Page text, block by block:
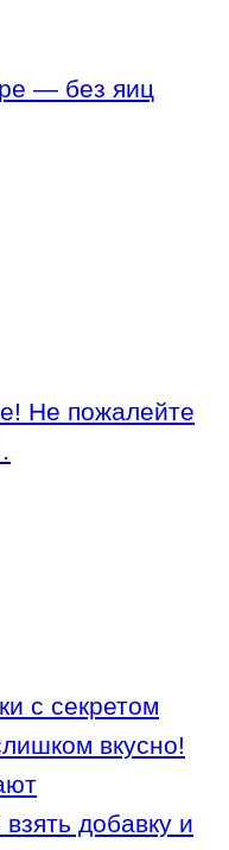
— без яиц
Не пожалейте
с секретом
вкусно!
добавку и